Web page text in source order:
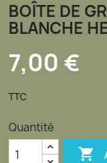
BOÎTE DE
BLANCHE
7,00 €
TTC
Quantité
